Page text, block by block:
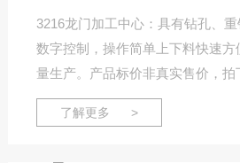
3216龙门加工中心：具有钻孔、
数字控制，操作简单上下料快速
量生产。产品标价非真实售价，拍
客服！
了解更多 >